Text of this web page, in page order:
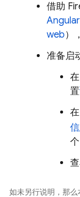
借助
web）
准备启
在
置
在
如未另行说明，那